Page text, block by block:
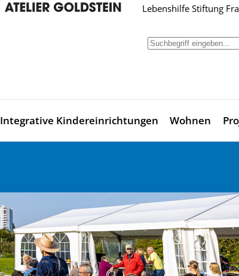
Lebenshilfe Stiftung
Integrative Kindereinrichtungen Wohnen